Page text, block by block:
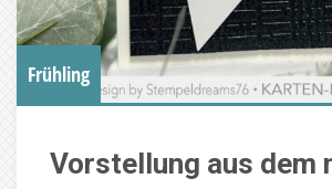
Frühling
Vorstellung aus dem